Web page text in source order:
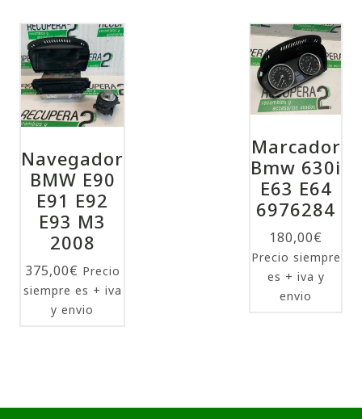
Navegador
BMW E90
E91 E92
E93 M3
2008
375,00€ Precio
siempre es + iva
y envio
Marcador
Bmw 630i
E63 E64
6976284
180,00€
Precio siempre
es + iva y
envio